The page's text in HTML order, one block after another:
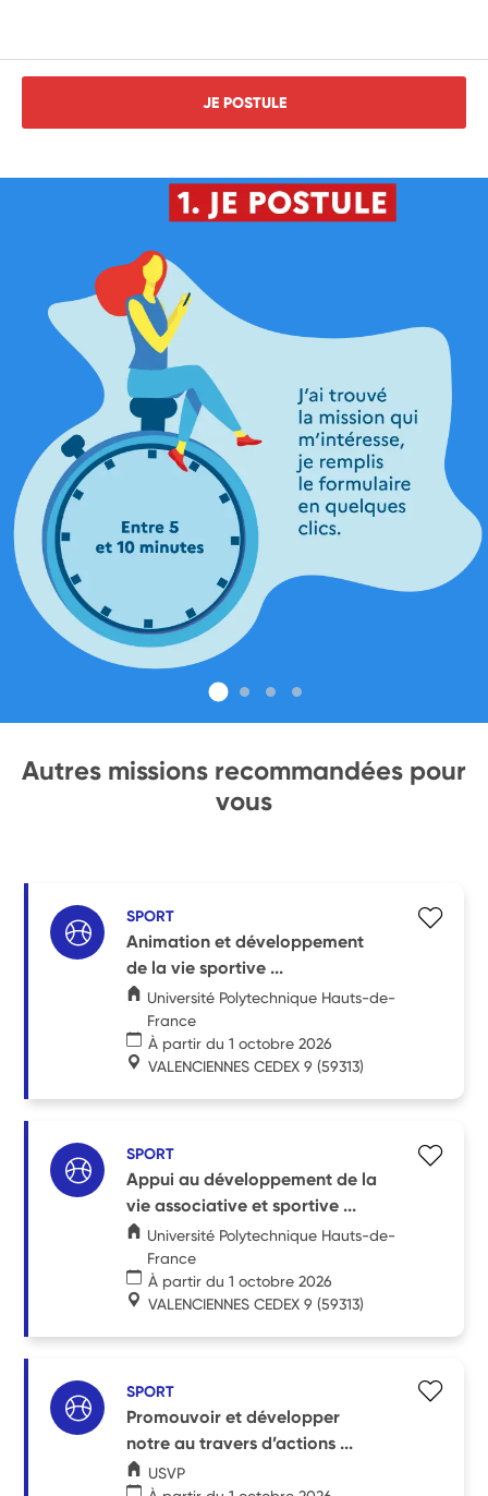
JE POSTULE
Autres missions recommandées pour
vous
SPORT
Animation et développement
de la vie sportive ...
Université Polytechnique Hauts-de-
France
À partir du 1 octobre 2026
VALENCIENNES CEDEX 9 (59313)
SPORT
Appui au développement de la
vie associative et sportive ...
Université Polytechnique Hauts-de-
France
À partir du 1 octobre 2026
VALENCIENNES CEDEX 9 (59313)
SPORT
Promouvoir et développer
notre au travers d’actions ...
USVP